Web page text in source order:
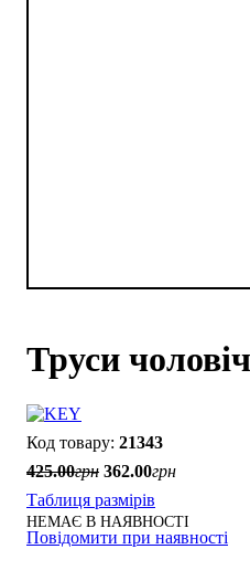
Труси
21343
425.00грн 362.00грн
Таблиця размірів
НЕМАЄ В НАЯВНОСТІ
Повідомити при наявності